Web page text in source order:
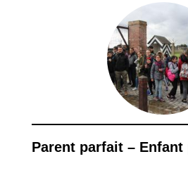
Parent parfait –